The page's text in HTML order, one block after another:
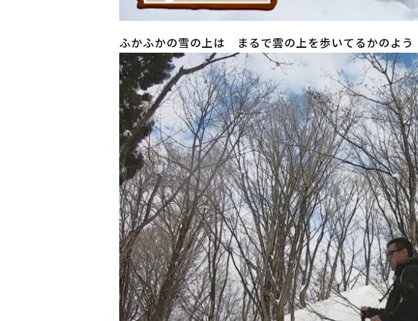
ふかふかの雪の上は まるで雲の上を歩いてるかのよう